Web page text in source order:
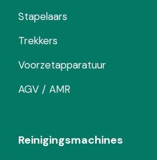
Stapelaars
Trekkers
Voorzetapparatuur
AGV / AMR
Reinigingsmachines